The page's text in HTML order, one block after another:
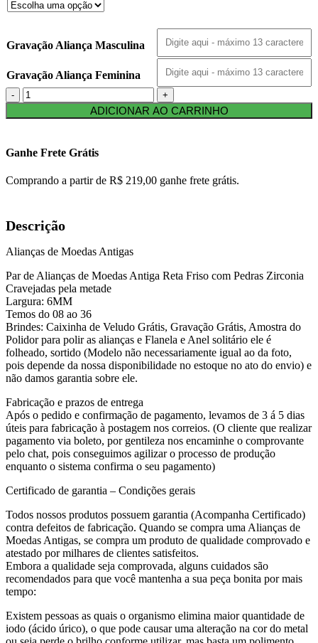
Gravação Aliança Masculina
Gravação Aliança Feminina
ADICIONAR AO CARRINHO
Ganhe Frete Grátis
Comprando a partir de R$ 219,00 ganhe frete grátis.
Descrição
Alianças de Moedas Antigas
Par de Alianças de Moedas Antiga Reta Friso com Pedras Zirconia
Cravejadas pela metade
Largura: 6MM
Temos do 08 ao 36
Brindes: Caixinha de Veludo Grátis, Gravação Grátis, Amostra do
Polidor para polir as alianças e Flanela e Anel solitário ele é
folheado, sortido (Modelo não necessariamente igual ao da foto,
pois depende da nossa disponibilidade no estoque no ato do envio) e
não damos garantia sobre ele.
Fabricação e prazos de entrega
Após o pedido e confirmação de pagamento, levamos de 3 á 5 dias
úteis para fabricação à postagem nos correios. (O cliente que realizar
pagamento via boleto, por gentileza nos encaminhe o comprovante
pelo chat, pois conseguimos agilizar o processo de produção
enquanto o sistema confirma o seu pagamento)
Certificado de garantia – Condições gerais
Todos nossos produtos possuem garantia (Acompanha Certificado)
contra defeitos de fabricação. Quando se compra uma Alianças de
Moedas Antigas, se compra um produto de qualidade comprovado e
atestado por milhares de clientes satisfeitos.
Embora a qualidade seja comprovada, alguns cuidados são
recomendados para que você mantenha a sua peça bonita por mais
tempo:
Existem pessoas as quais o organismo elimina maior quantidade de
iodo (ácido úrico), o que pode causar uma alteração na cor do metal